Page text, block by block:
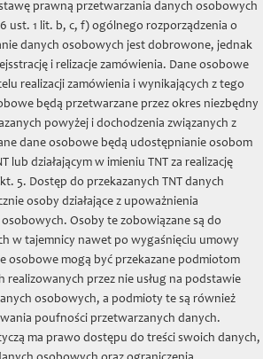
Toggle
Naukowego
prawną przetwarzania danych osobowych
ust. 1 lit. b, c, f) ogólnego rozporządzenia o
danych osobowych jest dobrowone, jednak
i relizacje zamówienia. Dane osobowe
realizacji zamówienia i wynikających z tego
będą przetwarzane przez okres niezbędny
powyżej i dochodzenia związanych z
dane osobowe będą udostępnianie osobom
lub działającym w imieniu TNT za realizację
5. Dostęp do przekazanych TNT danych
osoby działające z upoważnienia
Osoby te zobowiązane są do
w tajemnicy nawet po wygaśnięciu umowy
osobowe mogą być przekazane podmiotom
realizowanych przez nie usług na podstawie
osobowych, a podmioty te są również
poufności przetwarzanych danych.
ma prawo dostępu do treści swoich danych,